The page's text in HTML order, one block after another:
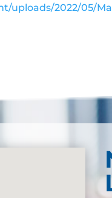
uploads/2022/05/